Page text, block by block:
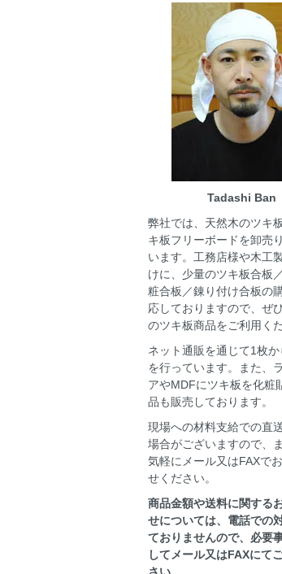
Tadashi Ban
弊社では、天然木のツキ
キ板フリーボードを卸売
います。工務店様や木工
けに、少量のツキ板合板
粧合板／錬り付け合板の
応しておりますので、ぜ
のツキ板商品をご利用くだ
ネット通販を通じて1枚
を行っています。また、
アやMDFにツキ板を化粧
品も販売しております。
現場への材料支給での直
場合がございますので、
気軽にメール又はFAXで
せください。
商品金額や送料に関する
せについては、電話での
ておりませんので、必要
してメール又はFAXにて